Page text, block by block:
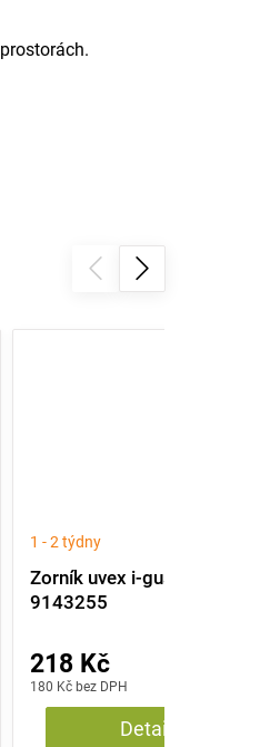
Zorník uvex i-guard
9143255
1 - 2 týdny
180 Kč bez DPH
218 Kč
Detail